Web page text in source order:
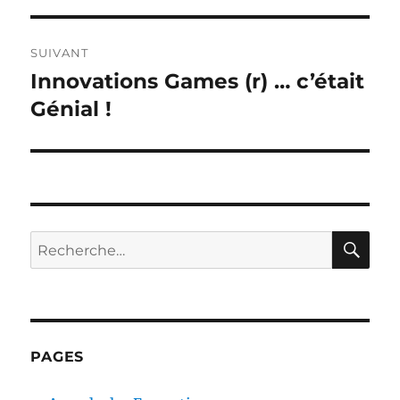
SUIVANT
Publication
suivante :
Innovations Games (r) … c’était
Génial !
Recherche
pour :
PAGES